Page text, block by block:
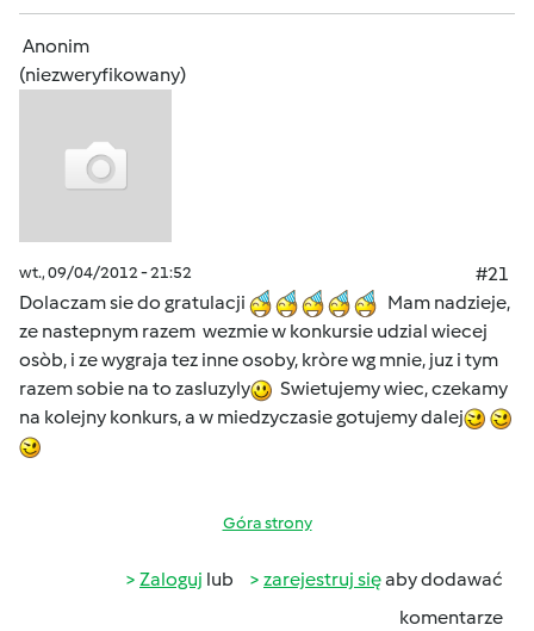
Anonim
(niezweryfikowany)
wt., 09/04/2012 - 21:52
#21
Dolaczam sie do gratulacji
Mam nadzieje,
ze nastepnym razem wezmie w konkursie udzial wiecej
osòb, i ze wygraja tez inne osoby, kròre wg mnie, juz i tym
razem sobie na to zasluzyly
Swietujemy wiec, czekamy
na kolejny konkurs, a w miedzyczasie gotujemy dalej
Góra strony
Zaloguj lub zarejestruj sięaby dodawać
komentarze